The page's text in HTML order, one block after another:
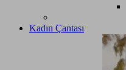
Kadın Çantası